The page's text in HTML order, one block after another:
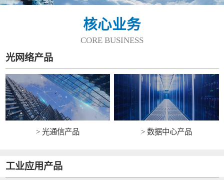
核心业务
CORE BUSINESS
光网络产品
> 光通信产品 > 数据中心产品
工业应用产品